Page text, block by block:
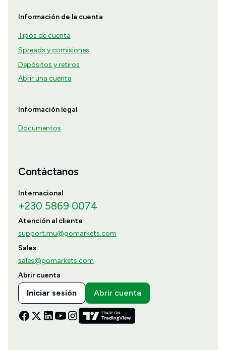
Información de la cuenta
Tipos de cuenta
Spreads y comisiones
Depósitos y retiros
Abrir una cuenta
Información legal
Documentos
Contáctanos
Internacional
+230 5869 0074
Atención al cliente
support.mu@gomarkets.com
Sales
sales@gomarkets.com
Abrir cuenta
Iniciar sesión Abrir cuenta